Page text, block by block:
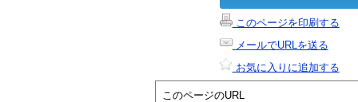
このページを印刷する
メールでURLを送る
お気に入りに追加する
このページのURL